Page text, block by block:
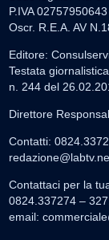
P.IVA 02757950643
Oscr. R.E.A. AV
Editore:
Testata
n. 244 del
Direttore
Contatti:
Contattaci per la
0824.337274 –
email: